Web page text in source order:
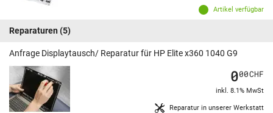
Artikel verfügbar
Reparaturen (5)
Anfrage Displaytausch/ Reparatur für HP Elite x360 1040 G9
Reparatur in unserer Werkstatt
000CHF
inkl. 8.1% MwSt